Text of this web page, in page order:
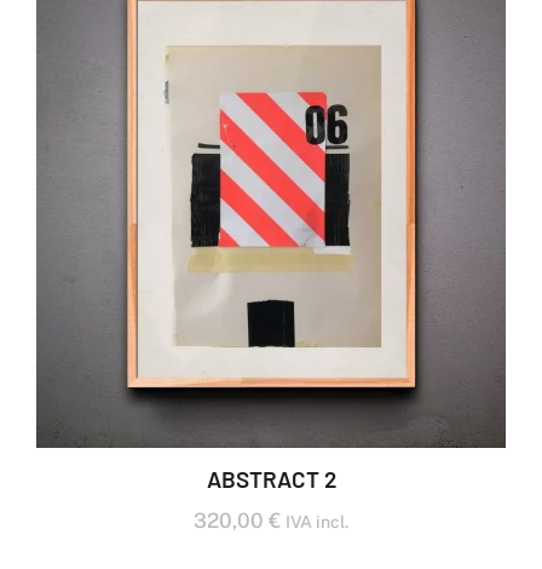
ABSTRACT 2
320,00 € IVA incl.